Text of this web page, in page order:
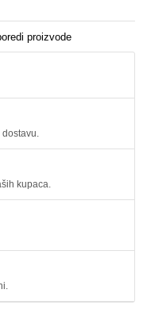
proizvode
kupaca.